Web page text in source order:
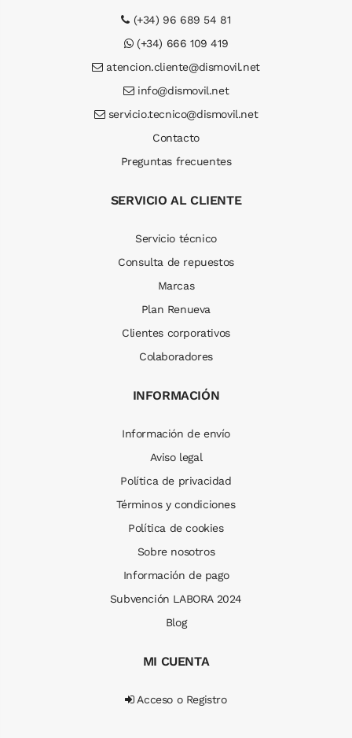
(+34) 96 689 54 81
(+34) 666 109 419
atencion.cliente@dismovil.net
info@dismovil.net
servicio.tecnico@dismovil.net
Contacto
Preguntas frecuentes
SERVICIO AL CLIENTE
Servicio técnico
Consulta de repuestos
Marcas
Plan Renueva
Clientes corporativos
Colaboradores
INFORMACIÓN
Información de envío
Aviso legal
Política de privacidad
Términos y condiciones
Política de cookies
Sobre nosotros
Información de pago
Subvención LABORA 2024
Blog
MI CUENTA
Acceso o Registro